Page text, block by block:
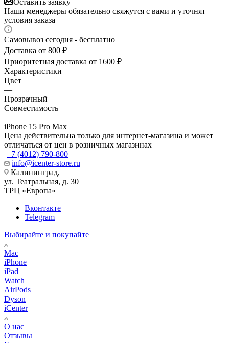
Наши менеджеры обязательно свяжутся с вами и уточнят
условия заказа
Самовывоз сегодня - бесплатно
Доставка от 800 ₽
Приоритетная доставка от 1600 ₽
Характеристики
Цвет
—
Прозрачный
Совместимость
—
iPhone 15 Pro Max
Цена действительна только для интернет-магазина и может
отличаться от цен в розничных магазинах
+7 (4012) 790-800
info@icenter-store.ru
Калининград,
ул. Театральная, д. 30
ТРЦ «Европа»
Вконтакте
Telegram
Выбирайте и покупайте
Mac
iPhone
iPad
Watch
AirPods
Dyson
iCenter
О нас
Отзывы